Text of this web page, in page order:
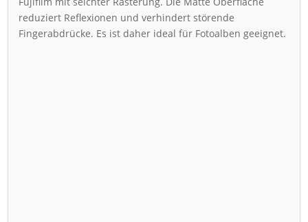
reduziert Reflexionen und verhindert störende
Fingerabdrücke. Es ist daher ideal für Fotoalben geeignet.